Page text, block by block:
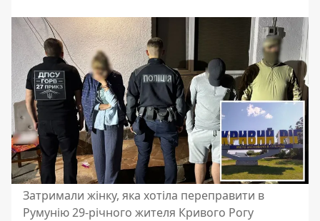
Затримали жінку, яка хотіла переправити в
Румунію 29-річного жителя Кривого Рогу